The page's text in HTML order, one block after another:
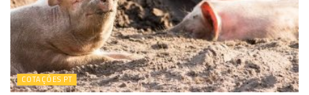
COTAÇÕES PT